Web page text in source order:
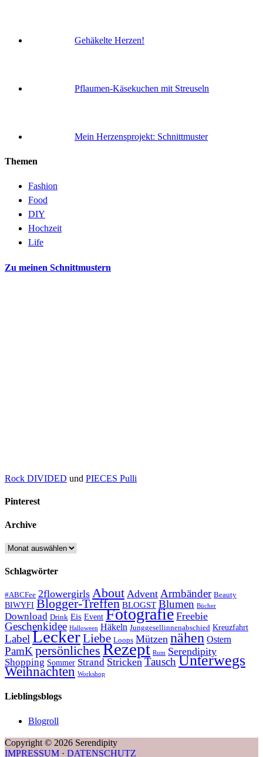
Gehäkelte Herzen!
Pflaumen-Käsekuchen mit Streuseln
Mein Herzensprojekt: Schnittmuster
Themen
Fashion
Food
DIY
Hochzeit
Life
Zu meinen Schnittmustern
Rock DIVIDED und PIECES Pulli
Pinterest
Archive
Archive
Schlagwörter
#ABCFee 2flowergirls About Advent Armbänder Beauty
BIWYFI Blogger-Treffen BLOGST Blumen Bücher
Download Drink Eis Event Fotografie Freebie
Geschenkidee Halloween Häkeln Junggesellinnenabschied Kreuzfahrt
LabelLeckerLiebe Loops Mützen nähen Ostern
PamKpersönliches Rezept Rum Serendipity
Shopping Sommer Strand Stricken TauschUnterwegs
Weihnachten Workshop
Lieblingsblogs
Blogroll
Copyright © 2026 Serendipity
IMPRESSUM · DATENSCHUTZ